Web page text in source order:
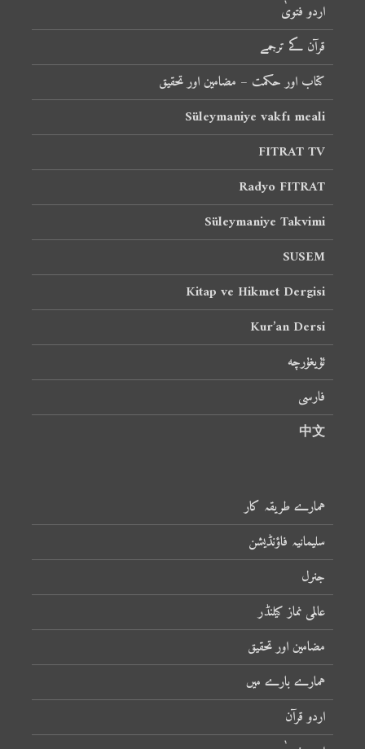
اردو فتویٰ
قرآن کے ترجمے
کتاب اور حکمت – مضامین اور تحقیق
Süleymaniye vakfı meali
FITRAT TV
Radyo FITRAT
Süleymaniye Takvimi
SUSEM
Kitap ve Hikmet Dergisi
Kur’an Dersi
ئۇيغۇرچە
فارسی
中文
ہمارے طریقہ کار
سلیمانیہ فاؤنڈیشن
جنرل
عالمی نماز کیلنڈر
مضامین اور تحقیق
ہمارے بارے میں
اردو قرآن